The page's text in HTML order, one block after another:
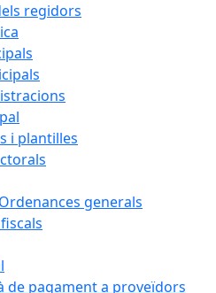
regidors
i plantilles
generals
de pagament a proveïdors